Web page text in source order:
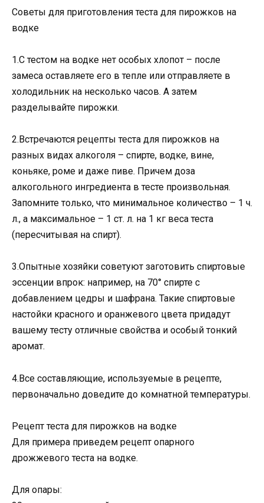
Советы для приготовления теста для пирожков на
водке
1.С тестом на водке нет особых хлопот – после
замеса оставляете его в тепле или отправляете в
холодильник на несколько часов. А затем
разделывайте пирожки.
2.Встречаются рецепты теста для пирожков на
разных видах алкоголя – спирте, водке, вине,
коньяке, роме и даже пиве. Причем доза
алкогольного ингредиента в тесте произвольная.
Запомните только, что минимальное количество – 1 ч.
л., а максимальное – 1 ст. л. на 1 кг веса теста
(пересчитывая на спирт).
3.Опытные хозяйки советуют заготовить спиртовые
эссенции впрок: например, на 70° спирте с
добавлением цедры и шафрана. Такие спиртовые
настойки красного и оранжевого цвета придадут
вашему тесту отличные свойства и особый тонкий
аромат.
4.Все составляющие, используемые в рецепте,
первоначально доведите до комнатной температуры.
Рецепт теста для пирожков на водке
Для примера приведем рецепт опарного
дрожжевого теста на водке.
Для опары: